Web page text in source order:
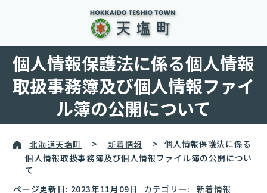
個人情報保護法に係る個人情報
取扱事務簿及び個人情報ファイ
ル簿の公開について
北海道天塩町 > 新着情報 > 個人情報保護法に係る
個人情報取扱事務簿及び個人情報ファイル簿の公開につい
て
ページ更新日: 2023年11月09日
カテゴリー: 新着情報